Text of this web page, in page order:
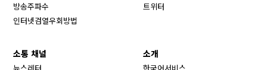
방송주파수
인터넷검열우회방법
트위터
소통 채널 소개